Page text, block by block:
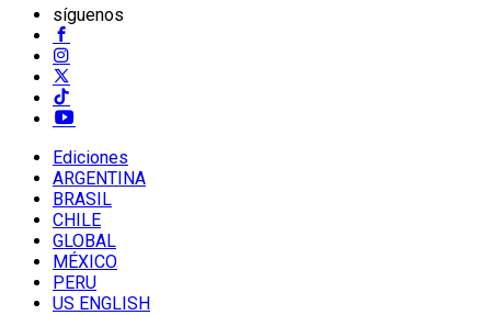
síguenos
Ediciones
ARGENTINA
BRASIL
CHILE
GLOBAL
MÉXICO
PERU
US ENGLISH